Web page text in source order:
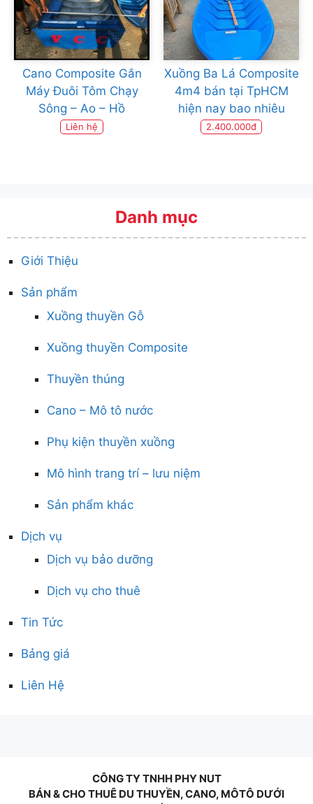
Cano Composite Gắn
Máy Đuôi Tôm Chạy
Sông – Ao – Hồ
Liên hệ
Xuồng Ba Lá Composite
4m4 bán tại TpHCM
hiện nay bao nhiêu
2.400.000đ
Danh mục
Giới Thiệu
Sản phẩm
Xuồng thuyền Gỗ
Xuồng thuyền Composite
Thuyền thúng
Cano – Mô tô nước
Phụ kiện thuyền xuồng
Mô hình trang trí – lưu niệm
Sản phẩm khác
Dịch vụ
Dịch vụ bảo dưỡng
Dịch vụ cho thuê
Tin Tức
Bảng giá
Liên Hệ
CÔNG TY TNHH PHY NUT
BÁN & CHO THUÊ DU THUYỀN, CANO, MÔTÔ DƯỚI